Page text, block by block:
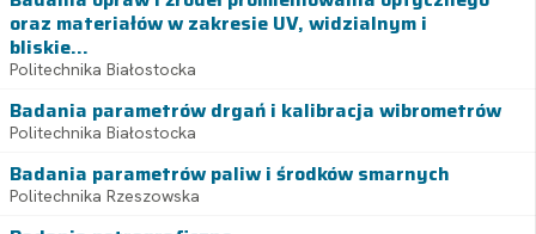
oraz materiałów w zakresie UV, widzialnym i
bliskie...
Politechnika Białostocka
Badania parametrów drgań i kalibracja wibrometrów
Politechnika Białostocka
Badania parametrów paliw i środków smarnych
Politechnika Rzeszowska